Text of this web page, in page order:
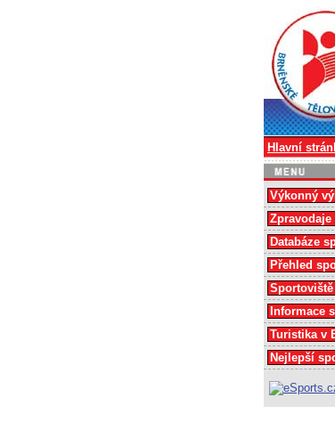
Hlavní
Výkonný
Databáze
Přehled
Informace
Turistika v
Nejlepší